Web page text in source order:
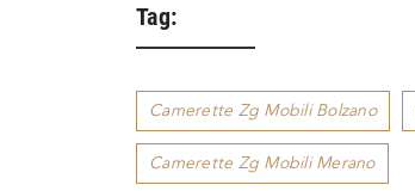
Tag:
Camerette Zg Mobili Bolzano
Camerette Zg Mobili Merano